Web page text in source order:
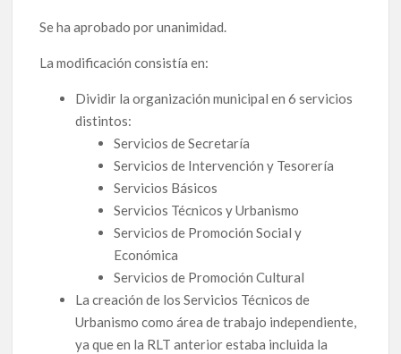
Se ha aprobado por unanimidad.
La modificación consistía en:
Dividir la organización municipal en 6 servicios
distintos:
Servicios de Secretaría
Servicios de Intervención y Tesorería
Servicios Básicos
Servicios Técnicos y Urbanismo
Servicios de Promoción Social y
Económica
Servicios de Promoción Cultural
La creación de los Servicios Técnicos de
Urbanismo como área de trabajo independiente,
ya que en la RLT anterior estaba incluida la